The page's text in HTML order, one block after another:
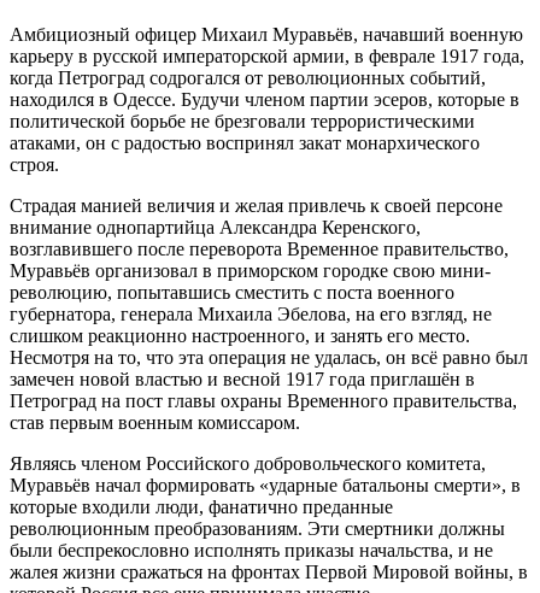
Амбициозный офицер Михаил Муравьёв, начавший военную
карьеру в русской императорской армии, в феврале 1917 года,
когда Петроград содрогался от революционных событий,
находился в Одессе. Будучи членом партии эсеров, которые в
политической борьбе не брезговали террористическими
атаками, он с радостью воспринял закат монархического
строя.
Страдая манией величия и желая привлечь к своей персоне
внимание однопартийца Александра Керенского,
возглавившего после переворота Временное правительство,
Муравьёв организовал в приморском городке свою мини-
революцию, попытавшись сместить с поста военного
губернатора, генерала Михаила Эбелова, на его взгляд, не
слишком реакционно настроенного, и занять его место.
Несмотря на то, что эта операция не удалась, он всё равно был
замечен новой властью и весной 1917 года приглашён в
Петроград на пост главы охраны Временного правительства,
став первым военным комиссаром.
Являясь членом Российского добровольческого комитета,
Муравьёв начал формировать «ударные батальоны смерти», в
которые входили люди, фанатично преданные
революционным преобразованиям. Эти смертники должны
были беспрекословно исполнять приказы начальства, и не
жалея жизни сражаться на фронтах Первой Мировой войны, в